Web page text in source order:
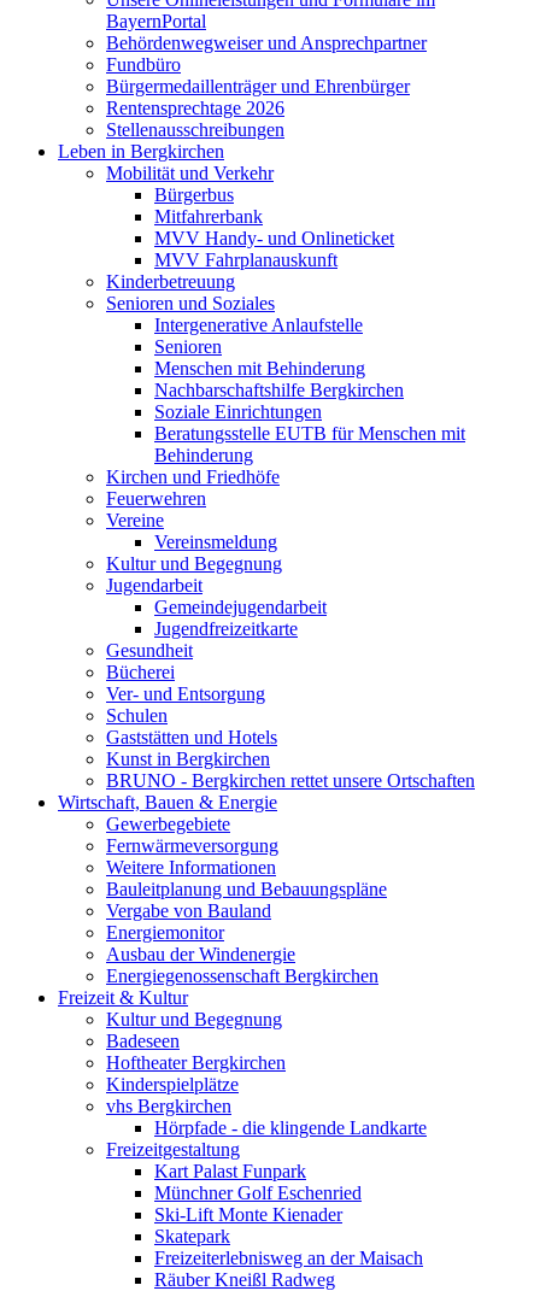
BayernPortal
Behördenwegweiser und Ansprechpartner
Fundbüro
Bürgermedaillenträger und Ehrenbürger
Rentensprechtage 2026
Stellenausschreibungen
Leben in Bergkirchen
Mobilität und Verkehr
Bürgerbus
Mitfahrerbank
MVV Handy- und Onlineticket
MVV Fahrplanauskunft
Kinderbetreuung
Senioren und Soziales
Intergenerative Anlaufstelle
Senioren
Menschen mit Behinderung
Nachbarschaftshilfe Bergkirchen
Soziale Einrichtungen
Beratungsstelle EUTB für Menschen mit
Behinderung
Kirchen und Friedhöfe
Feuerwehren
Vereine
Vereinsmeldung
Kultur und Begegnung
Jugendarbeit
Gemeindejugendarbeit
Jugendfreizeitkarte
Gesundheit
Bücherei
Ver- und Entsorgung
Schulen
Gaststätten und Hotels
Kunst in Bergkirchen
BRUNO - Bergkirchen rettet unsere Ortschaften
Wirtschaft, Bauen & Energie
Gewerbegebiete
Fernwärmeversorgung
Weitere Informationen
Bauleitplanung und Bebauungspläne
Vergabe von Bauland
Energiemonitor
Ausbau der Windenergie
Energiegenossenschaft Bergkirchen
Freizeit & Kultur
Kultur und Begegnung
Badeseen
Hoftheater Bergkirchen
Kinderspielplätze
vhs Bergkirchen
Hörpfade - die klingende Landkarte
Freizeitgestaltung
Kart Palast Funpark
Münchner Golf Eschenried
Ski-Lift Monte Kienader
Skatepark
Freizeiterlebnisweg an der Maisach
Räuber Kneißl Radweg